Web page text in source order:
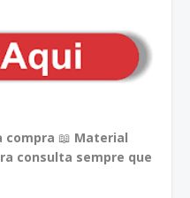
compra 📖 Material
consulta sempre que